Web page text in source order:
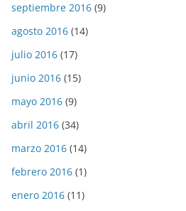
septiembre 2016 (9)
agosto 2016 (14)
julio 2016 (17)
junio 2016 (15)
mayo 2016 (9)
abril 2016 (34)
marzo 2016 (14)
febrero 2016 (1)
enero 2016 (11)